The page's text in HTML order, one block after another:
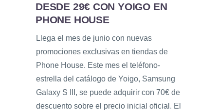
DESDE 29€ CON YOIGO EN
PHONE HOUSE
Llega el mes de junio con nuevas
promociones exclusivas en tiendas de
Phone House. Este mes el teléfono-
estrella del catálogo de Yoigo, Samsung
Galaxy S III, se puede adquirir con 70€ de
descuento sobre el precio inicial oficial. El